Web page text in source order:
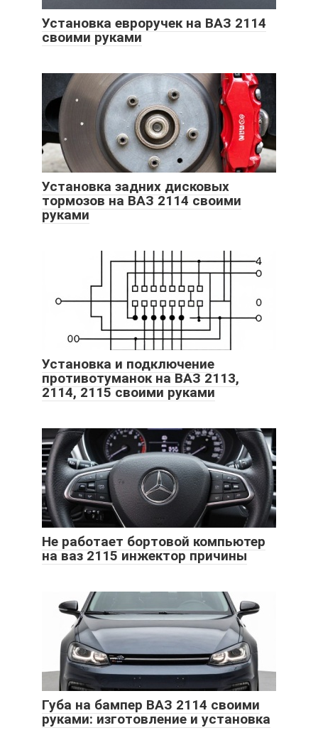
Установка евроручек на ВАЗ 2114
своими руками
Установка задних дисковых
тормозов на ВАЗ 2114 своими
руками
Установка и подключение
противотуманок на ВАЗ 2113,
2114, 2115 своими руками
Не работает бортовой компьютер
на ваз 2115 инжектор причины
Губа на бампер ВАЗ 2114 своими
руками: изготовление и установка